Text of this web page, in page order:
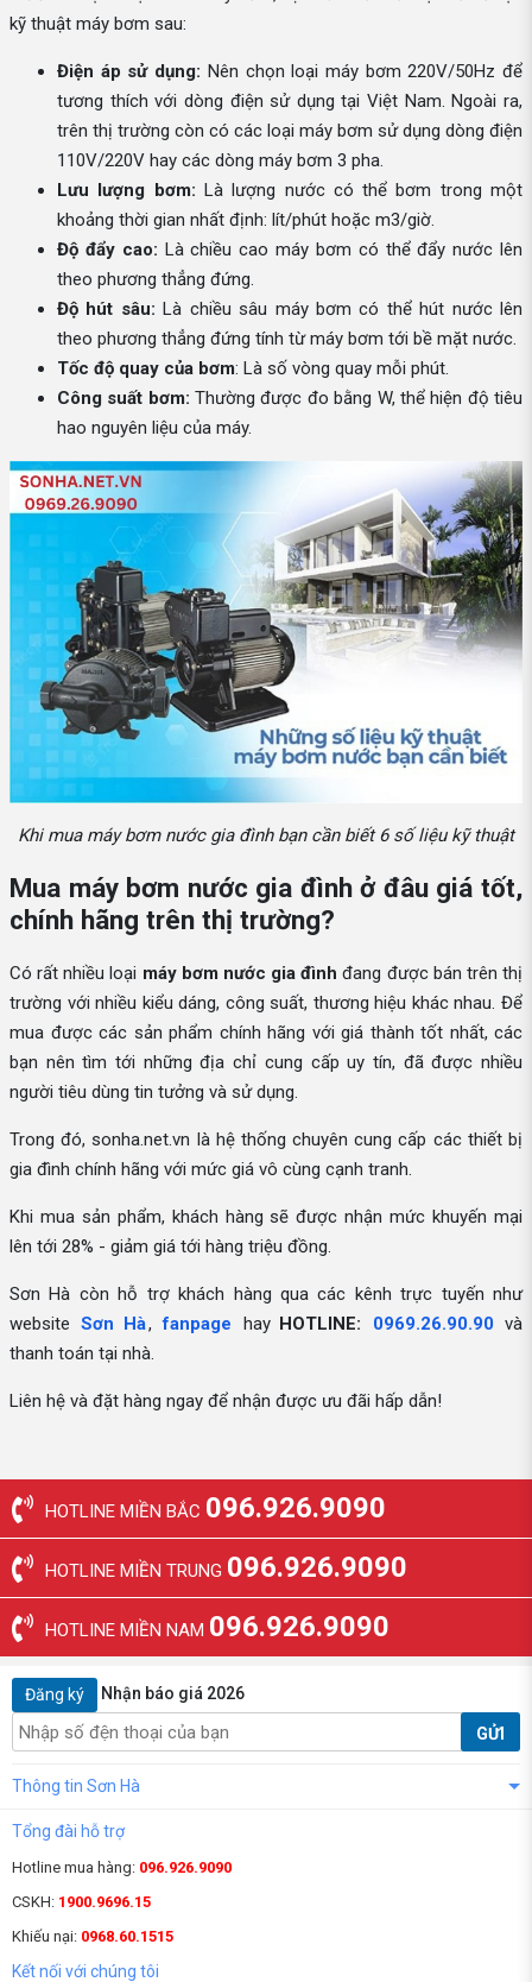
kỹ thuật máy bơm sau:
Điện áp sử dụng: Nên chọn loại máy bơm 220V/50Hz để
tương thích với dòng điện sử dụng tại Việt Nam. Ngoài ra,
trên thị trường còn có các loại máy bơm sử dụng dòng điện
110V/220V hay các dòng máy bơm 3 pha.
Lưu lượng bơm: Là lượng nước có thể bơm trong một
khoảng thời gian nhất định: lít/phút hoặc m3/giờ.
Độ đẩy cao: Là chiều cao máy bơm có thể đẩy nước lên
theo phương thẳng đứng.
Độ hút sâu: Là chiều sâu máy bơm có thể hút nước lên
theo phương thẳng đứng tính từ máy bơm tới bề mặt nước.
Tốc độ quay của bơm: Là số vòng quay mỗi phút.
Công suất bơm: Thường được đo bằng W, thể hiện độ tiêu
hao nguyên liệu của máy.
Khi mua máy bơm nước gia đình bạn cần biết 6 số liệu kỹ thuật
Mua máy bơm nước gia đình ở đâu giá tốt,
chính hãng trên thị trường?
Có rất nhiều loại máy bơm nước gia đình đang được bán trên thị
trường với nhiều kiểu dáng, công suất, thương hiệu khác nhau. Để
mua được các sản phẩm chính hãng với giá thành tốt nhất, các
bạn nên tìm tới những địa chỉ cung cấp uy tín, đã được nhiều
người tiêu dùng tin tưởng và sử dụng.
Trong đó, sonha.net.vn là hệ thống chuyên cung cấp các thiết bị
gia đình chính hãng với mức giá vô cùng cạnh tranh.
Khi mua sản phẩm, khách hàng sẽ được nhận mức khuyến mại
lên tới 28% - giảm giá tới hàng triệu đồng.
Sơn Hà còn hỗ trợ khách hàng qua các kênh trực tuyến như
website Sơn Hà, fanpage hay HOTLINE: 0969.26.90.90 và
thanh toán tại nhà.
Liên hệ và đặt hàng ngay để nhận được ưu đãi hấp dẫn!
HOTLINE MIỀN BẮC 096.926.9090
HOTLINE MIỀN TRUNG 096.926.9090
HOTLINE MIỀN NAM 096.926.9090
Đăng ký Nhận báo giá 2026
GỬI
Thông tin Sơn Hà
Tổng đài hỗ trợ
Hotline mua hàng: 096.926.9090
CSKH: 1900.9696.15
Khiếu nại: 0968.60.1515
Kết nối với chúng tôi